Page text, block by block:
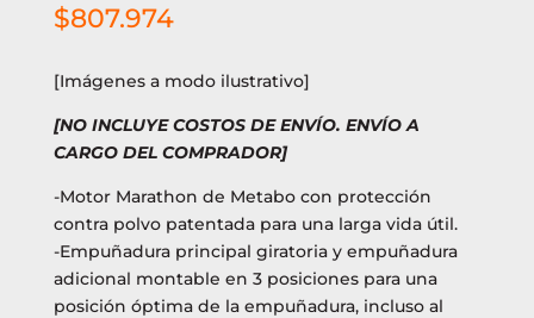
$807.974
[Imágenes a modo ilustrativo]
[NO INCLUYE COSTOS DE ENVÍO. ENVÍO A
CARGO DEL COMPRADOR]
-Motor Marathon de Metabo con protección
contra polvo patentada para una larga vida útil.
-Empuñadura principal giratoria y empuñadura
adicional montable en 3 posiciones para una
posición óptima de la empuñadura, incluso al